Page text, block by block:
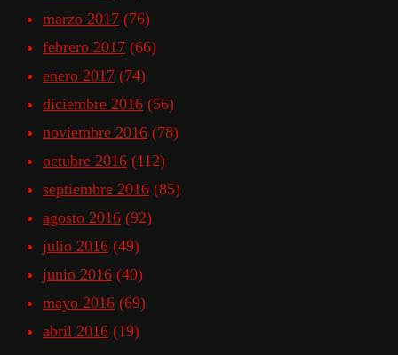
marzo 2017 (76)
febrero 2017 (66)
enero 2017 (74)
diciembre 2016 (56)
noviembre 2016 (78)
octubre 2016 (112)
septiembre 2016 (85)
agosto 2016 (92)
julio 2016 (49)
junio 2016 (40)
mayo 2016 (69)
abril 2016 (19)